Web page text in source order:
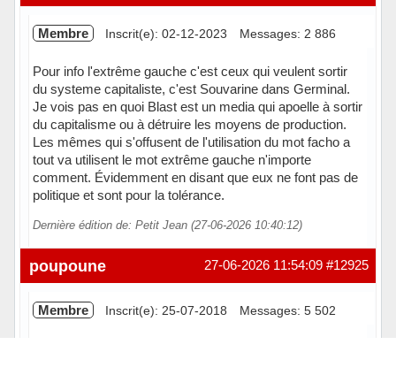
Membre Inscrit(e): 02-12-2023 Messages: 2 886
Pour info l'extrême gauche c'est ceux qui veulent sortir
du systeme capitaliste, c'est Souvarine dans Germinal.
Je vois pas en quoi Blast est un media qui apoelle à sortir
du capitalisme ou à détruire les moyens de production.
Les mêmes qui s'offusent de l'utilisation du mot facho a
tout va utilisent le mot extrême gauche n'importe
comment. Évidemment en disant que eux ne font pas de
politique et sont pour la tolérance.
Dernière édition de: Petit Jean (27-06-2026 10:40:12)
En ligne #12925
27-06-2026 11:54:09
poupoune
Membre Inscrit(e): 25-07-2018 Messages: 5 502